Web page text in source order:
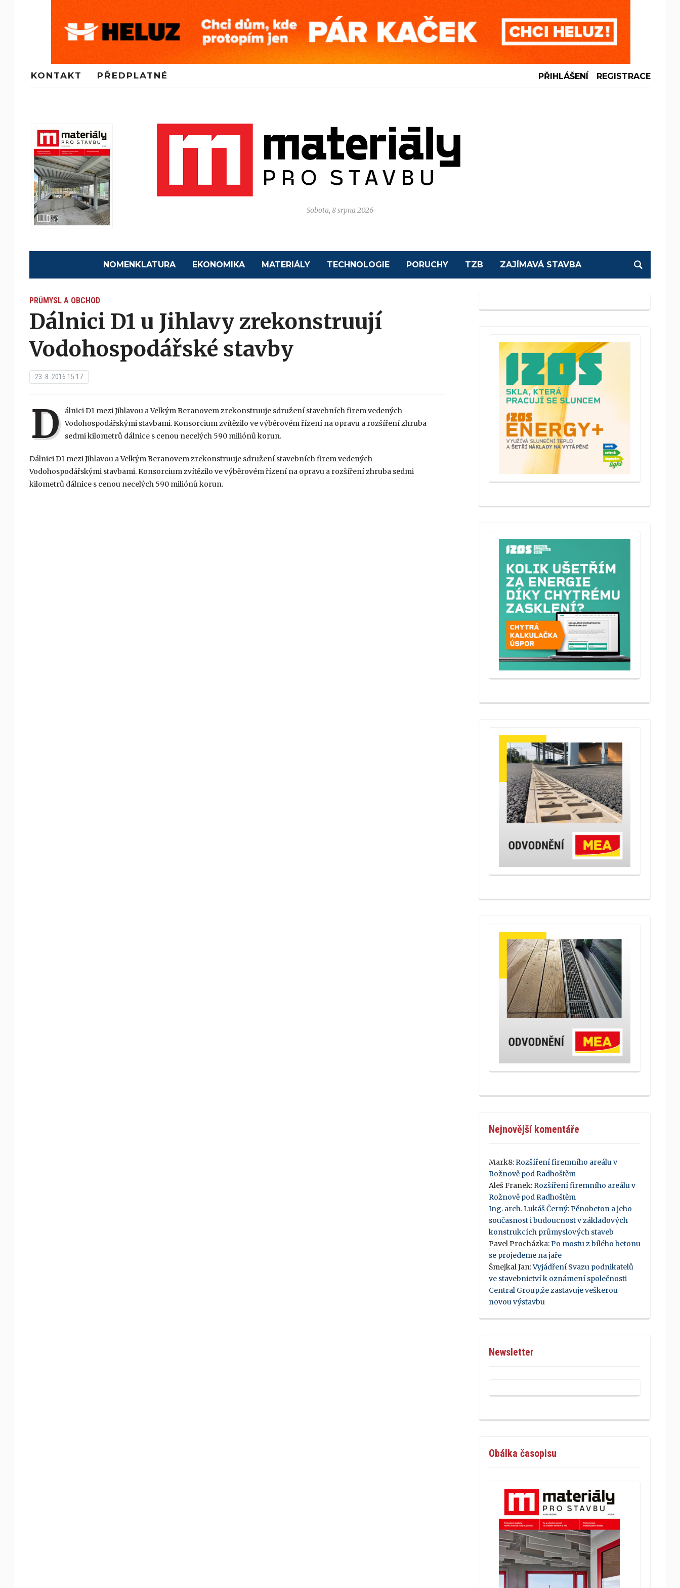
KONTAKT PŘEDPLATNÉ PŘIHLÁŠENÍ REGISTRACE
Sobota, 8 srpna 2026
NOMENKLATURA EKONOMIKA MATERIÁLY TECHNOLOGIE PORUCHY TZB ZAJÍMAVÁ STAVBA
PRŮMYSL A OBCHOD
Dálnici D1 u Jihlavy zrekonstruují
Vodohospodářské stavby
23. 8. 2016 15:17
D
álnici D1 mezi Jihlavou a Velkým Beranovem zrekonstruuje sdružení stavebních firem vedených
Vodohospodářskými stavbami. Konsorcium zvítězilo ve výběrovém řízení na opravu a rozšíření zhruba
sedmi kilometrů dálnice s cenou necelých 590 miliónů korun.
Dálnici D1 mezi Jihlavou a Velkým Beranovem zrekonstruuje sdružení stavebních firem vedených
Vodohospodářskými stavbami. Konsorcium zvítězilo ve výběrovém řízení na opravu a rozšíření zhruba sedmi
kilometrů dálnice s cenou necelých 590 miliónů korun.
Nejnovější komentáře
Mark8:Rozšíření firemního areálu v
Rožnově pod Radhoštěm
Aleš Franek:Rozšíření firemního areálu v
Rožnově pod Radhoštěm
Ing. arch. Lukáš Černý:Pěnobeton a jeho
současnost i budoucnost v základových
konstrukcích průmyslových staveb
Pavel Procházka:Po mostu z bílého betonu
se projedeme na jaře
Šmejkal Jan:Vyjádření Svazu podnikatelů
ve stavebnictví k oznámení společnosti
Central Group,že zastavuje veškerou
novou výstavbu
Newsletter
Obálka časopisu